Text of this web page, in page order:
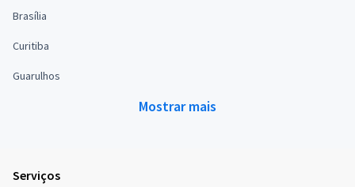
Brasília
Curitiba
Guarulhos
Mostrar mais
Serviços